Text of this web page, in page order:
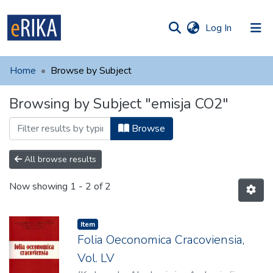
Log In (current)
UAFM
For authors
Help
Contact
Home Browse by Subject
Browsing by Subject "emisja CO2"
Browse
All browse results
Now showing 1 - 2 of 2
Item
Folia Oeconomica Cracoviensia,
Vol. LV